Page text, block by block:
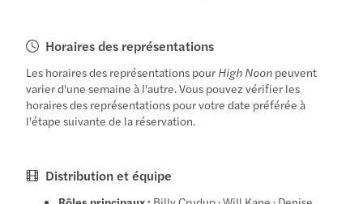
Horaires des représentations
Les horaires des représentations pour High Noon peuvent
varier d'une semaine à l'autre. Vous pouvez vérifier les
horaires des représentations pour votre date préférée à
l'étape suivante de la réservation.
Distribution et équipe